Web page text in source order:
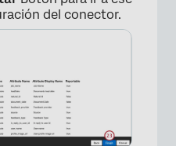
del conector.